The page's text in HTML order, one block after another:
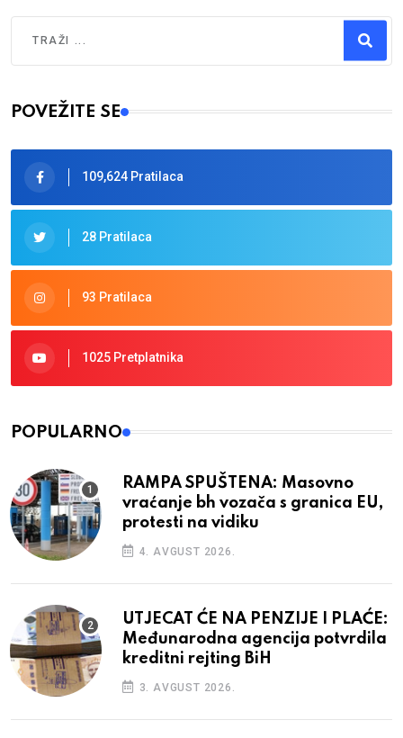
Type 2 or more characters for results.
POVEŽITE SE
109,624 Pratilaca
28 Pratilaca
93 Pratilaca
1025 Pretplatnika
POPULARNO
RAMPA SPUŠTENA: Masovno
vraćanje bh vozača s granica EU,
protesti na vidiku
4. AVGUST 2026.
UTJECAT ĆE NA PENZIJE I PLAĆE:
Međunarodna agencija potvrdila
kreditni rejting BiH
3. AVGUST 2026.